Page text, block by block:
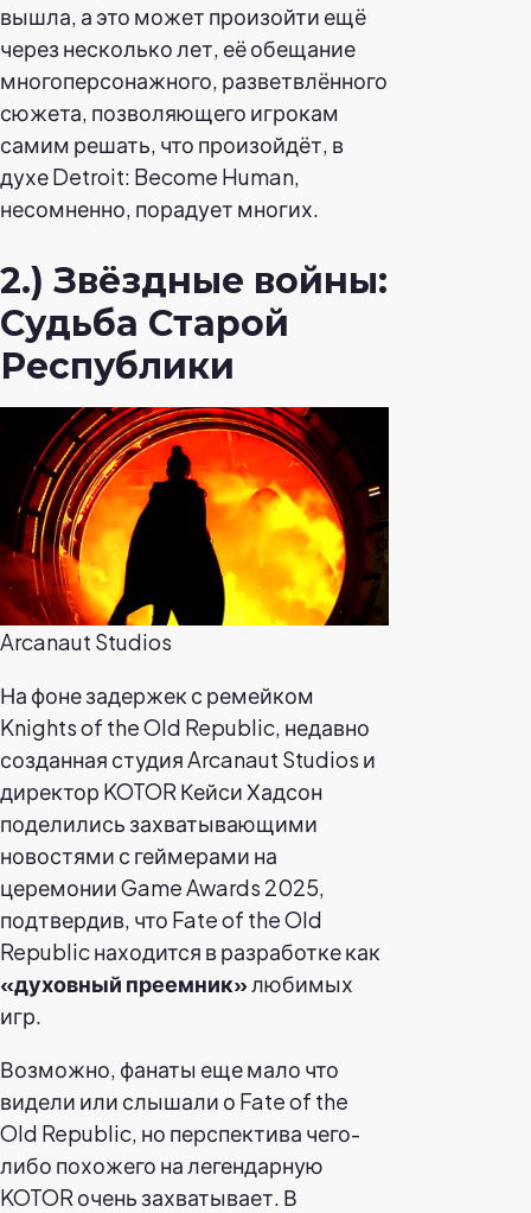
вышла, а это может произойти ещё
через несколько лет, её обещание
многоперсонажного, разветвлённого
сюжета, позволяющего игрокам
самим решать, что произойдёт, в
духе Detroit: Become Human,
несомненно, порадует многих.
2.) Звёздные войны:
Судьба Старой
Республики
Arcanaut Studios
На фоне задержек с ремейком
Knights of the Old Republic, недавно
созданная студия Arcanaut Studios и
директор KOTOR Кейси Хадсон
поделились захватывающими
новостями с геймерами на
церемонии Game Awards 2025,
подтвердив, что Fate of the Old
Republic находится в разработке как
«духовный преемник»любимых
игр.
Возможно, фанаты еще мало что
видели или слышали о Fate of the
Old Republic, но перспектива чего-
либо похожего на легендарную
KOTOR очень захватывает. В